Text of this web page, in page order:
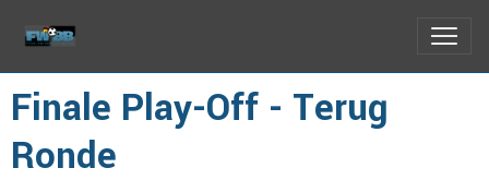
Finale Play-Off - Terug
Ronde